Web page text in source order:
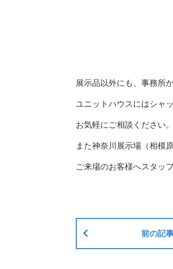
展示品以外にも、事務所
ユニットハウスにはシャ
お気軽にご相談ください。
また神奈川展示場（相模
ご来場のお客様へスタッ
前の記